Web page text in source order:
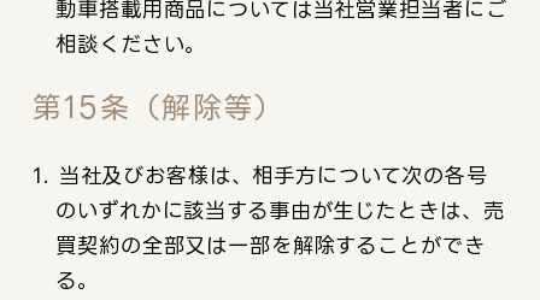
動車搭載用商品については当社営業担当者にご
相談ください。
第15条（解除等）
1. 当社及びお客様は、相手方について次の各号
のいずれかに該当する事由が生じたときは、売
買契約の全部又は一部を解除することができ
る。